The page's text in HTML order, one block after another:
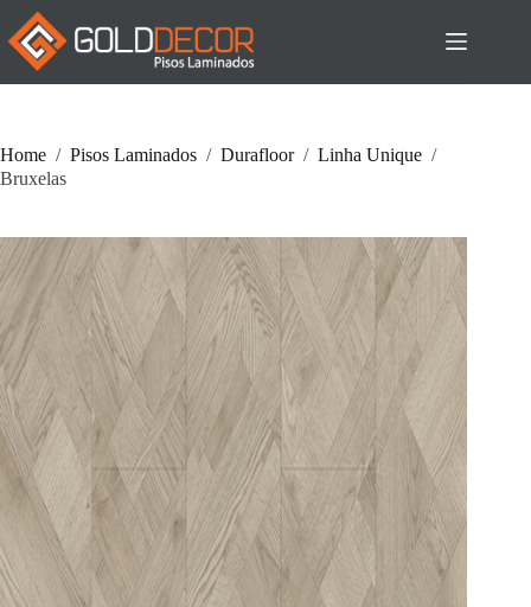
Pular
para
conteúdo
Home / Pisos Laminados / Durafloor / Linha Unique /
Bruxelas